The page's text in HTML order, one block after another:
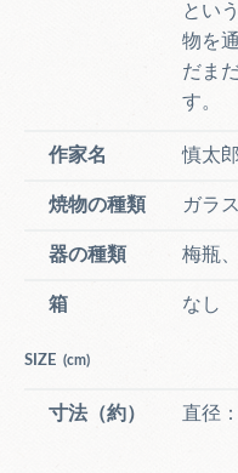
とい
物を
だま
す。
作家名 慎太
焼物の種類 ガラス
器の種類 梅瓶
箱 なし
SIZE (cm)
寸法（約） 直径